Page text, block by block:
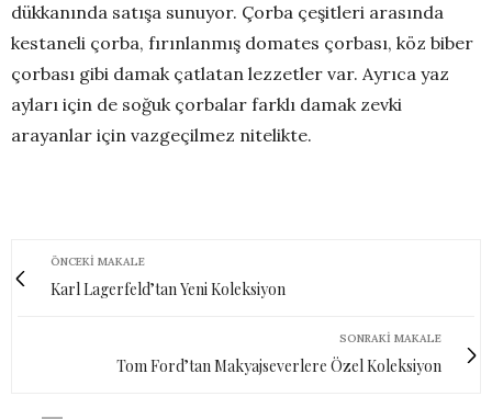
dükkanında satışa sunuyor. Çorba çeşitleri arasında
kestaneli çorba, fırınlanmış domates çorbası, köz biber
çorbası gibi damak çatlatan lezzetler var. Ayrıca yaz
ayları için de soğuk çorbalar farklı damak zevki
arayanlar için vazgeçilmez nitelikte.
ÖNCEKI MAKALE
Karl Lagerfeld’tan Yeni Koleksiyon
SONRAKI MAKALE
Tom Ford’tan Makyajseverlere Özel Koleksiyon